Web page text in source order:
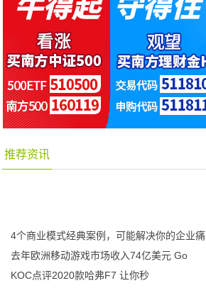
推荐资讯
4个商业模式经典案例，可能解决你的企业痛
去年欧洲移动游戏市场收入74亿美元 Go
KOC点评2020款哈弗F7 让你秒